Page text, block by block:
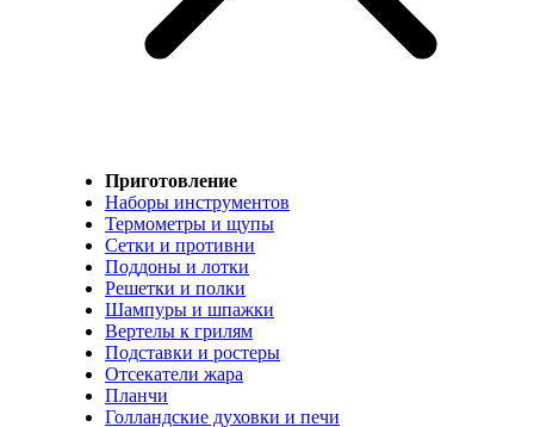
Приготовление
Наборы инструментов
Термометры и щупы
Сетки и противни
Поддоны и лотки
Решетки и полки
Шампуры и шпажки
Вертелы к грилям
Подставки и ростеры
Отсекатели жара
Планчи
Голландские духовки и печи